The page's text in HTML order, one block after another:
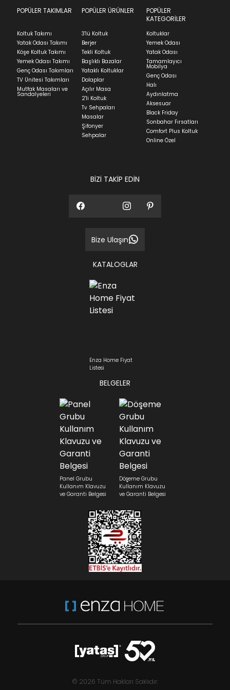
we can't guarantee it'll be there for long.
Teslimat
Ev tekstili siparişlerinizin kargoya verilme süresi
ortalama 5-24 iş günüdür.
Yatak siparişlerinizin teslim süresi yaşadığınız şehre
ve ürünün stok durumuna göre ortalama 5-24 iş
günüdür.
Panel ve Döşeme grubu ürün siparişlerinizin teslim
süresi yaşadığınız şehre ve ürünün stok durumuna
göre ortalama 30-45 iş günüdür.
Siparişlerim bölümünden sürecinizi takip edebilirsiniz.
Sıkça Sorulan Sorularbölümünü ziyaret
POPÜLER TAKIMLAR
Koltuk Takımı
Yatak Odası Takımı
Köşe Koltuk Takımı
Yemek Odası Takımı
Genç Odası Takımları
TV Ünitesi Takımları
Mutfak Masaları ve
Sandalyeleri
POPÜLER ÜRÜNLER
3'lü Koltuk
Berjer
Tekli Koltuk
Başlıklı Bazalar
Yataklı Koltuklar
Dolaplar
Açılır Masa
2'li Koltuk
Tv Sehpaları
Masalar
Şifonyer
Sehpalar
POPÜLER
KATEGORİLER
Koltuklar
Yemek Odası
Yatak Odası
Tamamlayıcı
Mobilya
Genç Odası
Halı
Aydınlatma
Aksesuar
Black Friday
Sonbahar Fırsatları
Comfort Plus Koltuk
Online Özel
BİZİ TAKİP EDİN
Bize Ulaşın
KATALOGLAR
Enza Home Fiyat
Listesi
BELGELER
Panel Grubu
Kullanım Klavuzu
ve Garanti Belgesi
Döşeme Grubu
Kullanım Klavuzu
ve Garanti Belgesi
© 2026 Tüm Hakları Saklıdır.